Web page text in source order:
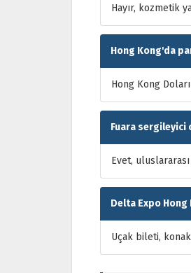
Hayır, kozmetik
Hong Kong'da
Hong Kong
Fuara sergileyici
Evet,
Delta Expo
Uçak bileti,